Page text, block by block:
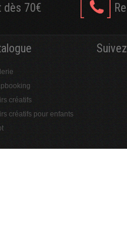
dès 70€
créatifs
créatifs pour enfants